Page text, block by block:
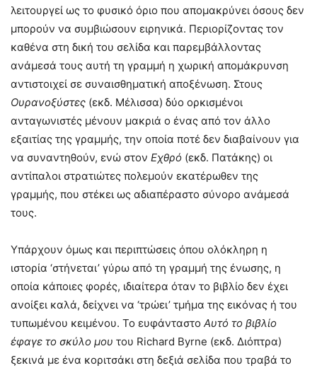
λειτουργεί ως το φυσικό όριο που απομακρύνει όσους δεν
μπορούν να συμβιώσουν ειρηνικά. Περιορίζοντας τον
καθένα στη δική του σελίδα και παρεμβάλλοντας
ανάμεσά τους αυτή τη γραμμή η χωρική απομάκρυνση
αντιστοιχεί σε συναισθηματική αποξένωση. Στους
Ουρανοξύστες (εκδ. Μέλισσα) δύο ορκισμένοι
ανταγωνιστές μένουν μακριά ο ένας από τον άλλο
εξαιτίας της γραμμής, την οποία ποτέ δεν διαβαίνουν για
να συναντηθούν, ενώ στον Εχθρό (εκδ. Πατάκης) οι
αντίπαλοι στρατιώτες πολεμούν εκατέρωθεν της
γραμμής, που στέκει ως αδιαπέραστο σύνορο ανάμεσά
τους.
Υπάρχουν όμως και περιπτώσεις όπου ολόκληρη η
ιστορία ‘στήνεται’ γύρω από τη γραμμή της ένωσης, η
οποία κάποιες φορές, ιδιαίτερα όταν το βιβλίο δεν έχει
ανοίξει καλά, δείχνει να ‘τρώει’ τμήμα της εικόνας ή του
τυπωμένου κειμένου. Το ευφάνταστο Αυτό το βιβλίο
έφαγε το σκύλο μου του Richard Byrne (εκδ. Διόπτρα)
ξεκινά με ένα κοριτσάκι στη δεξιά σελίδα που τραβά το